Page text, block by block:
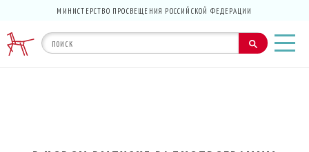
МИНИСТЕРСТВО ПРОСВЕЩЕНИЯ РОССИЙСКОЙ ФЕДЕРАЦИИ